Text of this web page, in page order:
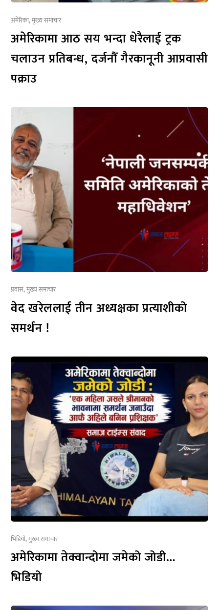
अमेरिका,मुख्य समाचार
अमेरिकामा आठ सय भन्दा धेरैलाई ट्रक
चलाउन प्रतिबन्ध, दर्जनौँ गैरकानूनी आप्रवासी
पक्राउ
प्रवास,मुख्य समाचार
वेद खरेललाई तीन अध्यक्षका प्रत्याशीको
समर्थन !
भिडियो,मुख्य समाचार
अमेरिकामा तेक्वान्दोमा जमेको जोडी…
भिडियो